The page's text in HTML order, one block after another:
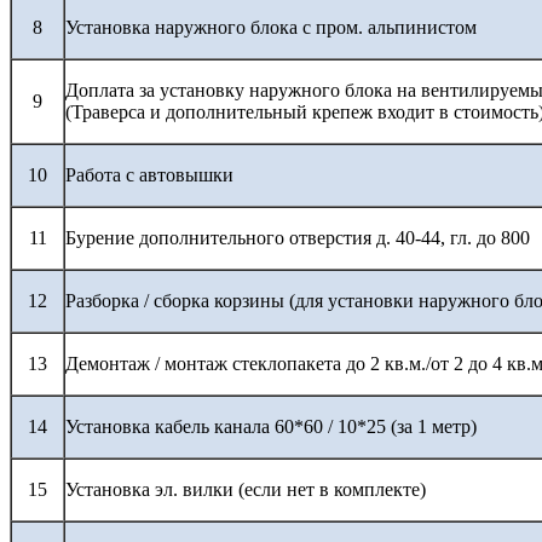
8 Установка наружного блока с пром. альпинистом
9
Доплата за установку наружного блока на
(Траверса и дополнительный крепеж входит в
10 Работа с автовышки
11 Бурение дополнительного отверстия д. 40-44, гл. до 800
12 Разборка / сборка корзины (для установки наружного
13 Демонтаж / монтаж стеклопакета до 2 кв.м./от 2 до 4
14 Установка кабель канала 60*60 / 10*25 (за 1 метр)
15 Установка эл. вилки (если нет в комплекте)